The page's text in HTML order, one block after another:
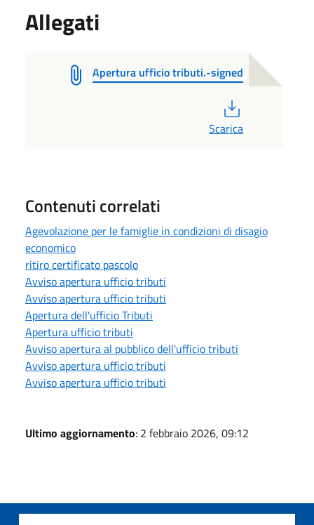
Allegati
Apertura ufficio tributi.-signed
Scarica
Contenuti correlati
Agevolazione per le famiglie in condizioni di disagio
economico
ritiro certificato pascolo
Avviso apertura ufficio tributi
Avviso apertura ufficio tributi
Apertura dell'ufficio Tributi
Apertura ufficio tributi
Avviso apertura al pubblico dell'ufficio tributi
Avviso apertura ufficio tributi
Avviso apertura ufficio tributi
Ultimo aggiornamento: 2 febbraio 2026, 09:12